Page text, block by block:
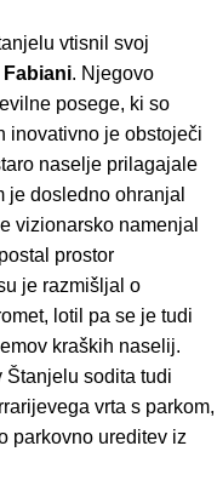
vtisnil svoj
. Njegovo
posege, ki so
inovativno je obstoječi
naselje prilagajale
je dosledno ohranjal
vizionarsko namenjal
prostor
je razmišljal o
lotil pa se je tudi
kraških naselij.
Štanjelu sodita tudi
vrta s parkom,
parkovno ureditev iz